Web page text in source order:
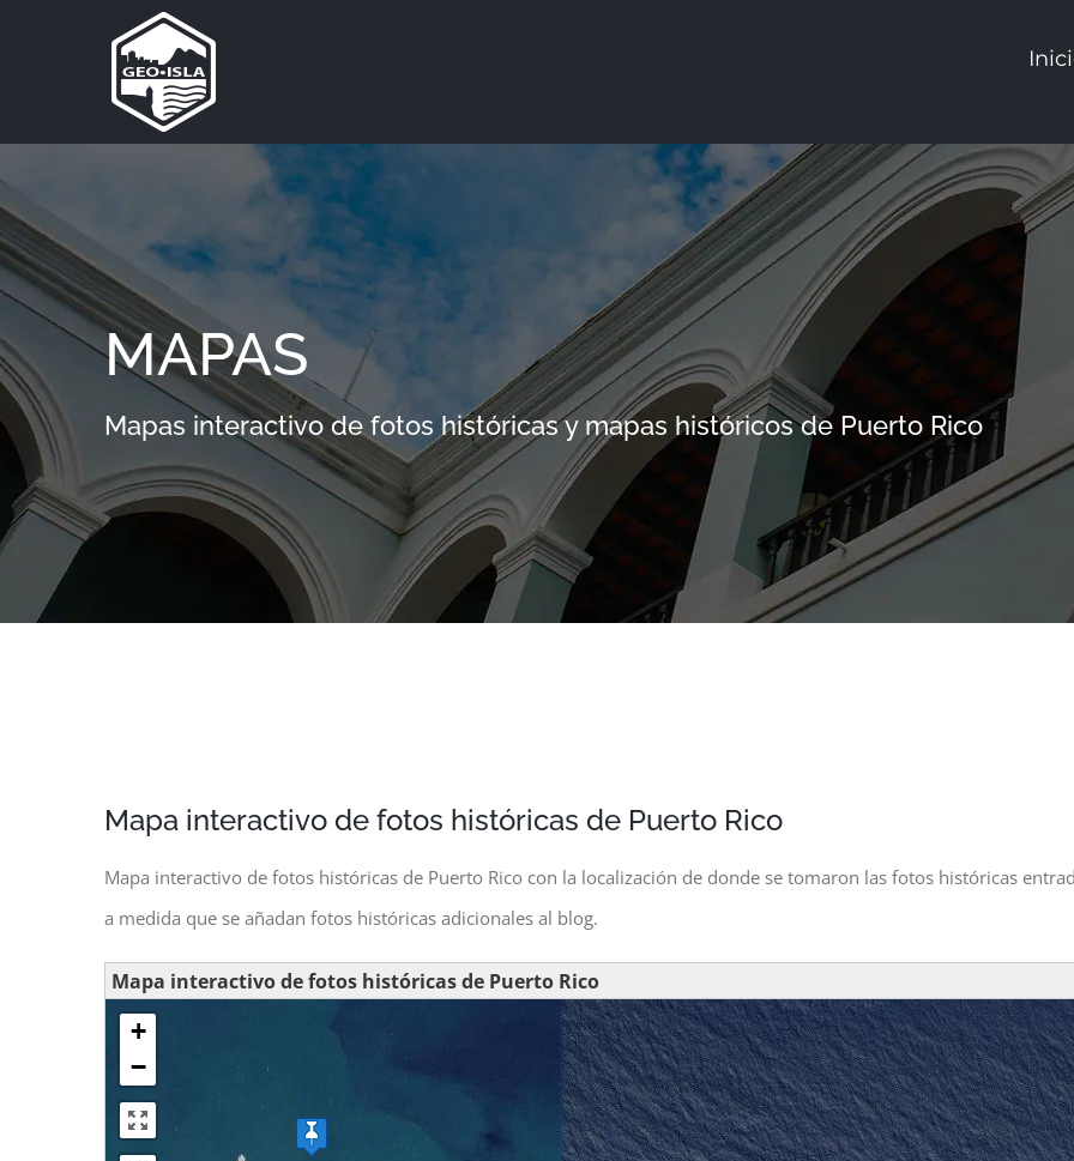
MAPAS
Mapas interactivo de fotos históricas y mapas históricos de Puerto Rico
Mapa interactivo de fotos históricas de Puerto Rico
Mapa interactivo de fotos históricas de Puerto Rico con la localización de donde se tomaron las fotos históricas
a medida que se añadan fotos históricas adicionales al blog.
Mapa interactivo de fotos históricas de Puerto Rico
+
−